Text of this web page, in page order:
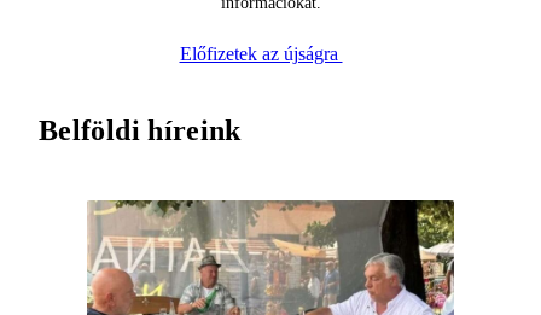
Előfizetek az újságra
Belföldi híreink